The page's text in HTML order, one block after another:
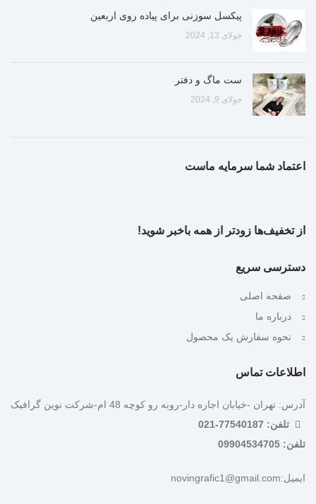
پیکسل سوزنی برای پیاده روی اربعین
جولای 13, 2024
ست ماگ و دفتر
جولای 9, 2024
اعتماد شما سرمایه ماست
از تخفیف‌ها زودتر از همه باخبر شوید!
دسترسی سریع
صفحه اصلی
درباره ما
نحوه سفارش یک محصول
اطلاعات تماس
آدرس: تهران -خیابان اجاره دار-روبه رو کوچه 48 ام-شرکت نوین گرافیک
تلفن: 77540187-021
تلفن: 09904534705
ایمیل:novingrafic1@gmail.com